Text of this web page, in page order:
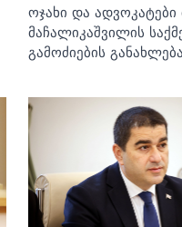
ოჯახი და
მაჩალიკაშვილის
გამოძიების